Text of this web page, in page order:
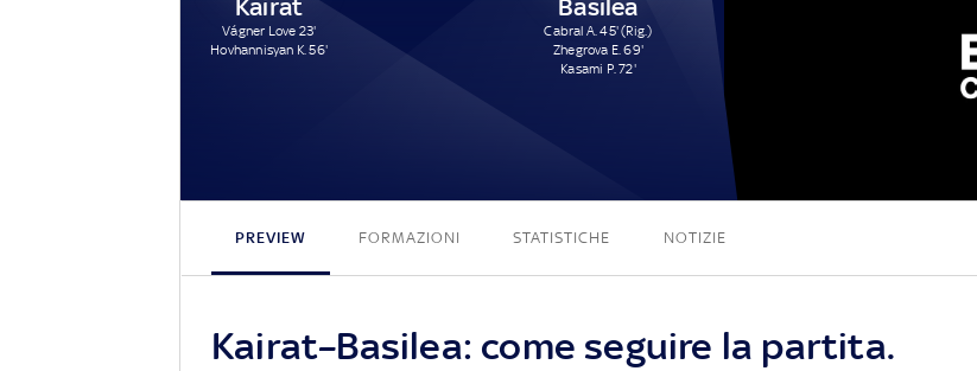
Kairat
Vágner Love 23'
Hovhannisyan K. 56'
Basilea
Cabral A. 45' (Rig.)
Zhegrova E. 69'
Kasami P. 72'
PREVIEW FORMAZIONI STATISTICHE NOTIZIE
Kairat–Basilea: come seguire la partita.